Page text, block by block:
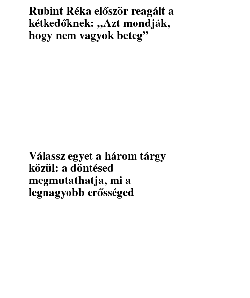
Rubint Réka először reagált a
kétkedőknek: „Azt mondják,
hogy nem vagyok beteg”
Válassz egyet a három tárgy
közül: a döntésed
megmutathatja, mi a
legnagyobb erősséged